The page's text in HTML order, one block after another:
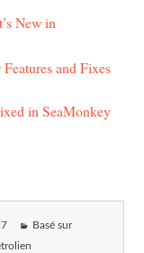
New in
and Fixes
in SeaMonkey
Basé sur